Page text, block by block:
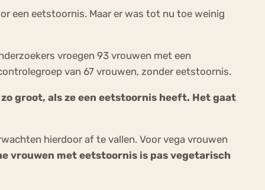
een eetstoornis. Maar er was tot nu toe weinig
vroegen 93 vrouwen met een
van 67 vrouwen, zonder eetstoornis.
groot, als ze een eetstoornis heeft. Het gaat
hierdoor af te vallen. Voor vega vrouwen
vrouwen met eetstoornis is pas vegetarisch